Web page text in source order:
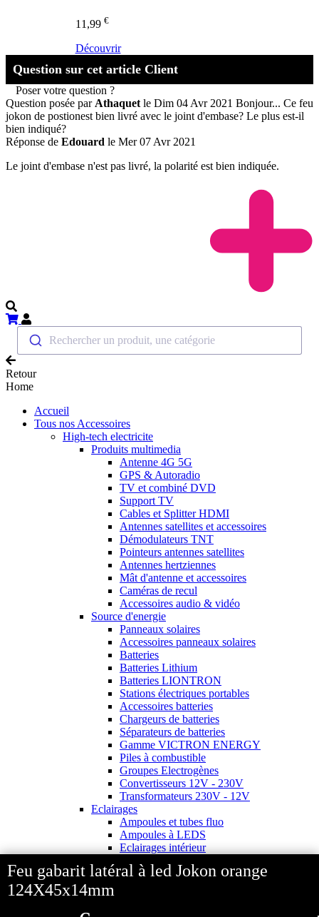
11,99 €
Découvrir
Question sur cet article Client
Poser votre question ?
Question posée par Athaquet le Dim 04 Avr 2021 Bonjour... Ce feu
jokon de postionest bien livré avec le joint d'embase? Le plus est-il
bien indiqué?
Réponse de Edouard le Mer 07 Avr 2021
Le joint d'embase n'est pas livré, la polarité est bien indiquée.
Feu gabarit latéral à led Jokon orange
124X45x14mm
Rechercher un produit, une catégorie
Retour
Home
Accueil
Tous nos Accessoires
High-tech electricite
Produits multimedia
Antenne 4G 5G
GPS & Autoradio
TV et combiné DVD
Support TV
Cables et Splitter HDMI
Antennes satellites et accessoires
Démodulateurs TNT
Pointeurs antennes satellites
Antennes hertziennes
Mât d'antenne et accessoires
Caméras de recul
Accessoires audio & vidéo
Source d'energie
Panneaux solaires
Accessoires panneaux solaires
Batteries
Batteries Lithium
Batteries LIONTRON
Stations électriques portables
Accessoires batteries
Chargeurs de batteries
Séparateurs de batteries
Gamme VICTRON ENERGY
Piles à combustible
Groupes Electrogènes
Convertisseurs 12V - 230V
Transformateurs 230V - 12V
Eclairages
Ampoules et tubes fluo
Ampoules à LEDS
Eclairages intérieur
Eclairage portatif et piles